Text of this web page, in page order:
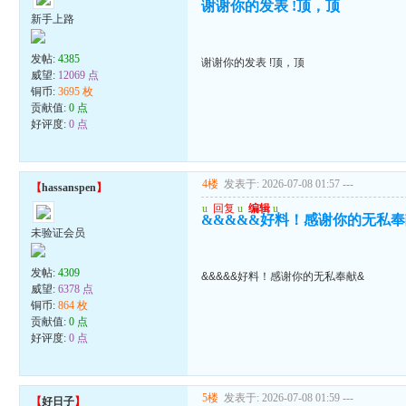
新手上路
发帖:4385
威望: 12069 点
铜币:3695 枚
贡献值:0 点
好评度:0 点
谢谢你的发表 !顶，顶
谢谢你的发表 !顶，顶
【hassanspen】
未验证会员
发帖:4309
威望:6378 点
铜币:864 枚
贡献值:0 点
好评度:0 点
4楼 发表于: 2026-07-08 01:57 ---
u 回复 u 编辑 u
&&&&&好料！感谢你的无私
&&&&&好料！感谢你的无私奉献&
【好日子】 5楼 发表于: 2026-07-08 01:59 ---